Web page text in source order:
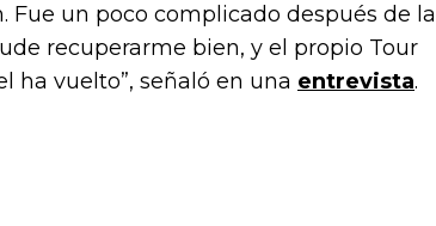
Fue un poco complicado después de la
recuperarme bien, y el propio Tour
ha vuelto”, señaló en una entrevista.